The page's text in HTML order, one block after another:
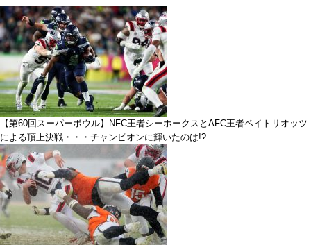
【第60回スーパーボウル】NFC王者シーホークスとAFC王者ペイトリオッツ
による頂上決戦・・・チャンピオンに輝いたのは!?